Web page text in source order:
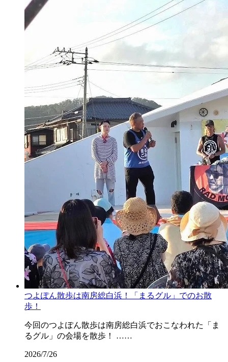
つよぽん散歩は南房総白浜！「まるグル」でのお散
歩！
今回のつよぽん散歩は南房総白浜でおこなわれた「ま
るグル」の会場を散歩！ ……
2026/7/26